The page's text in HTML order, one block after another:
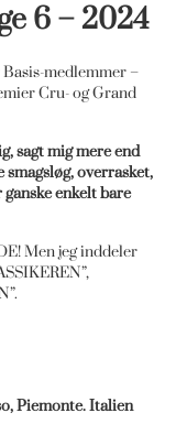
6 – 2024
medlemmer –
Cru- og Grand
sagt mig mere end
overrasket,
enkelt bare
Men jeg inddeler
Piemonte. Italien